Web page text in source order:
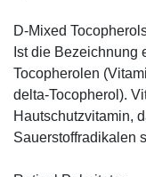
D-Mixed
Ist die Bezeichnung
Tocopherolen
delta-Tocopherol).
Hautschutzvitamin,
Sauerstoffradikalen